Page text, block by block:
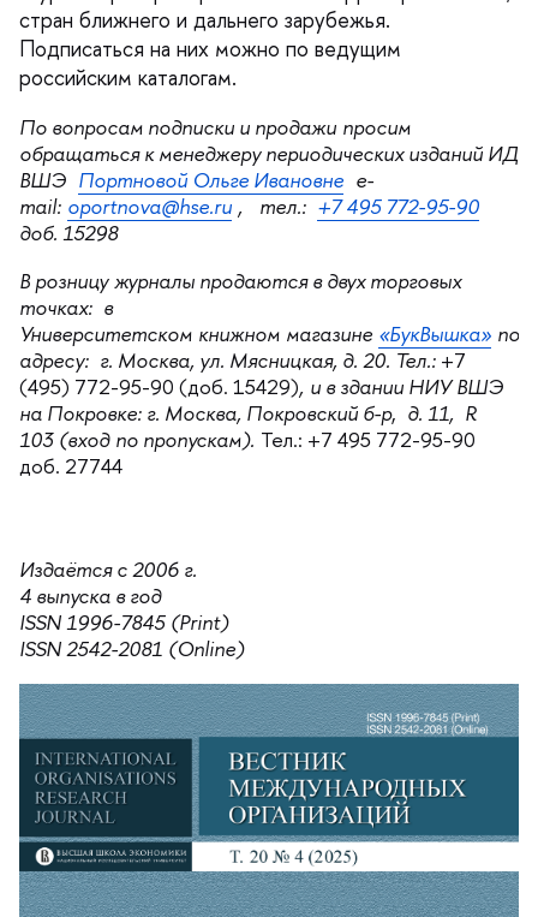
стран ближнего и дальнего зарубежья.
Подписаться на них можно по ведущим
российским каталогам.
По вопросам подписки и продажи просим
обращаться к менеджеру периодических изданий ИД
ШЭ Портновой Ольге Ивановне e-
mail: oportnova@hse.ru , тел.: +7 495 772-95-90
доб. 15298
розницу журналы продаются в двух торговых
точках:
Университетском книжном магазине «БукВышка» по
адресу: г. Москва, ул. Мясницкая, д. 20. Тел.: +7
(495) 772-95-90 (доб. 15429), и в здании НИУ ВШЭ
на Покровке: г. Москва, Покровский б-р, д. 11, R
103 (вход по пропускам). Тел.: +7 495 772-95-90
доб. 27744
Издаётся с 2006 г.
4 выпуска в год
ISSN 1996-7845 (Print)
ISSN 2542-2081 (Online)